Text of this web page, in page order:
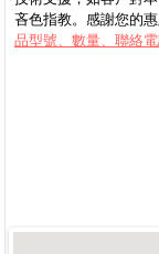
吝色指教。感謝您的惠
品型號、數量、聯絡